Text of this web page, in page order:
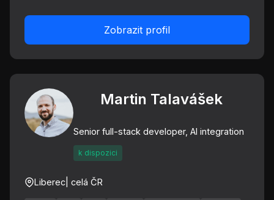
Zobrazit profil
Martin Talavášek
Senior full-stack developer, AI integration
k dispozici
Liberec | celá ČR